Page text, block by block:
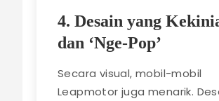
4. Desain yang
dan ‘Nge-Pop’
Secara visual, mobil-mobil
Leapmotor juga menarik.